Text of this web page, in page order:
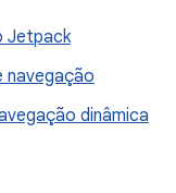
Jetpack
navegação
dinâmica